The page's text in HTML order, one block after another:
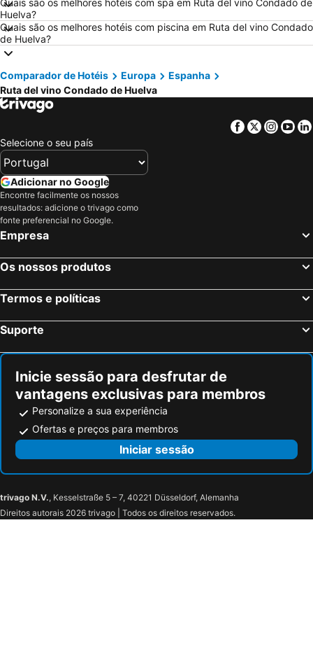
Hotéis em Roma
Hotéis em Centro de Portugal
Hotéis em Sul de Espanha
Hotéis em Málaga
Hotéis em Maiorca
Hotéis em Minorca
Hotéis em Ibiza
Hotéis em Ilha do Sal
Hotéis em Douro
Hotéis em Região de Lisboa
Hotéis em Costa do Sol
Hotéis em Tenerife
Hotéis em São Miguel
Quais são os melhores hotéis com spa em Ruta del vino Condado de
Huelva?
Quais são os melhores hotéis com piscina em Ruta del vino Condado
de Huelva?
Comparador de Hotéis Europa
Espanha
Ruta del vino Condado de Huelva
Facebook
Twitter
Selecione o seu país
Adicionar no Google
Encontre facilmente os nossos
resultados: adicione o trivago como
fonte preferencial no Google.
Empresa
Os nossos produtos
Termos e políticas
Suporte
Inicie sessão para desfrutar de
vantagens exclusivas para membros
Personalize a sua experiência
Ofertas e preços para membros
Iniciar sessão
trivago N.V., Kesselstraße 5 – 7, 40221 Düsseldorf, Alemanha
Direitos autorais 2026 trivago | Todos os direitos reservados.